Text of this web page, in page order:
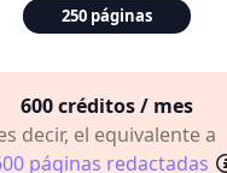
250 páginas
600 créditos / mes
decir, el equivalente a
páginas redactadas